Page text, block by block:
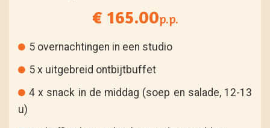
€ 165.00p.p.
5 overnachtingen in een studio
5 x uitgebreid ontbijtbuffet
4 x snack in de middag (soep en salade, 12-13
u)